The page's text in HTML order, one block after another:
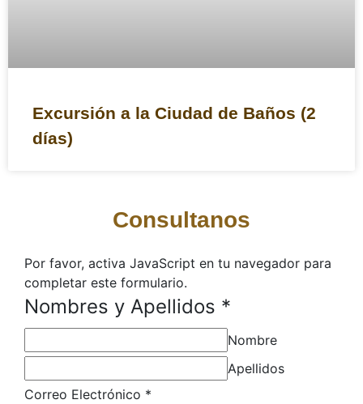
Excursión a la Ciudad de Baños (2
días)
Consultanos
Por favor, activa JavaScript en tu navegador para
completar este formulario.
Nombres y Apellidos *
Nombre
Apellidos
Correo Electrónico *